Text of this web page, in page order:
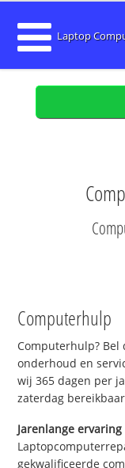
Laptop
Computerhulp
Computerhulp? Bel
onderhoud en
wij 365 dagen per
zaterdag
Jarenlange ervaring
gekwalificeerde